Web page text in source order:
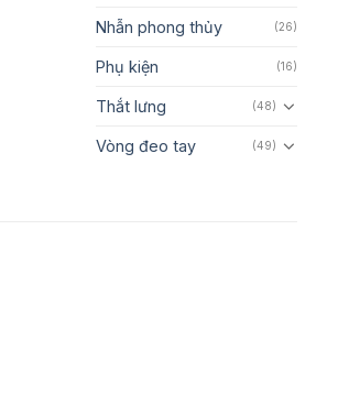
Nhẫn phong thủy (26)
Phụ kiện (16)
Thắt lưng (48)
Vòng đeo tay (49)